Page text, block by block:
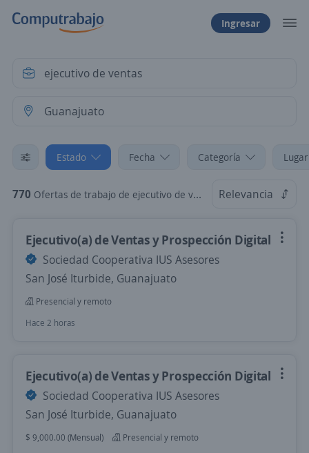
Ingresar
Estado Fecha Categoría
770 Ofertas de trabajo de ejecutivo de ventas en Guanajuato Relevancia
Ejecutivo(a) de Ventas y Prospección Digital
Sociedad Cooperativa IUS Asesores
San José Iturbide, Guanajuato
Presencial y remoto
Hace 2 horas
Ejecutivo(a) de Ventas y Prospección Digital
Sociedad Cooperativa IUS Asesores
San José Iturbide, Guanajuato
$ 9,000.00 (Mensual)
Presencial y remoto